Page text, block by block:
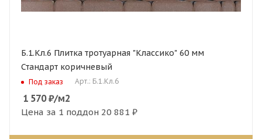
Б.1.Кл.6 Плитка тротуарная "Классико" 60 мм
Стандарт коричневый
Под заказ Арт.: Б.1.Кл.6
1 570₽/м2
Цена за 1 поддон 20 881 ₽